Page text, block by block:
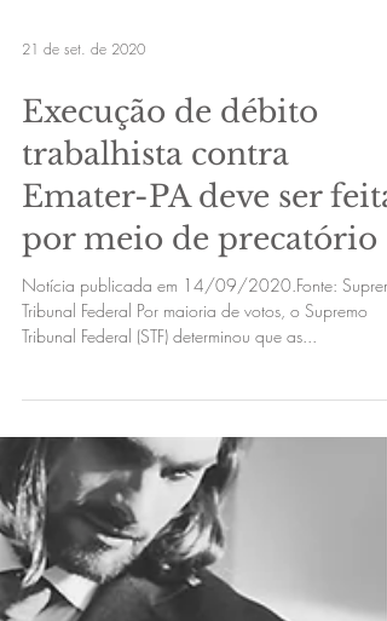
21 de set. de 2020
Execução de débito
trabalhista contra
Emater-PA deve ser feita
por meio de precatório
Notícia publicada em 14/09/2020.Fonte:
Tribunal Federal Por maioria de votos, o Supremo
Tribunal Federal (STF) determinou que as...